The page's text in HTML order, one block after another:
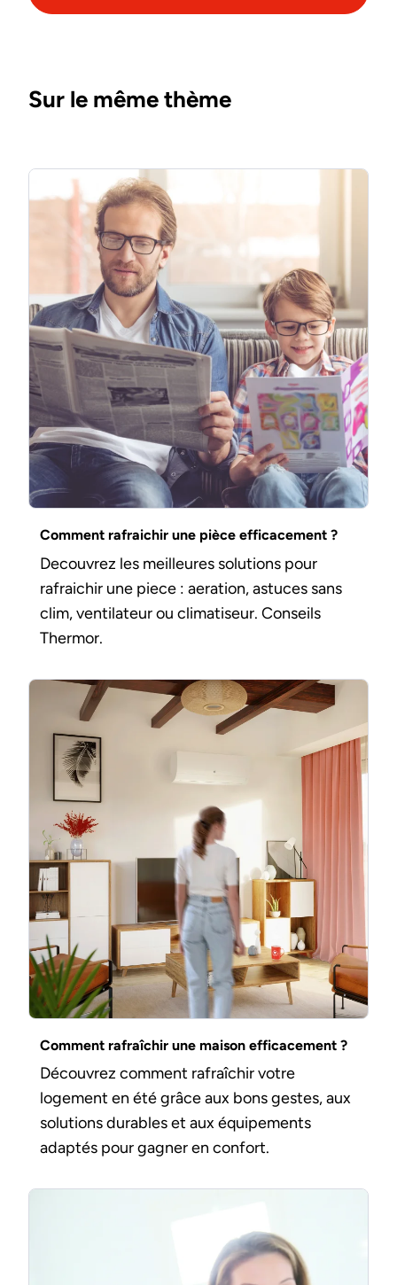
Sur le même thème
Comment rafraichir une pièce efficacement ?
Decouvrez les meilleures solutions pour
rafraichir une piece : aeration, astuces sans
clim, ventilateur ou climatiseur. Conseils
Thermor.
Comment rafraîchir une maison efficacement ?
Découvrez comment rafraîchir votre
logement en été grâce aux bons gestes, aux
solutions durables et aux équipements
adaptés pour gagner en confort.